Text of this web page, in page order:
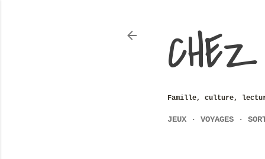
Famille, culture,
JEUX VOYAGES